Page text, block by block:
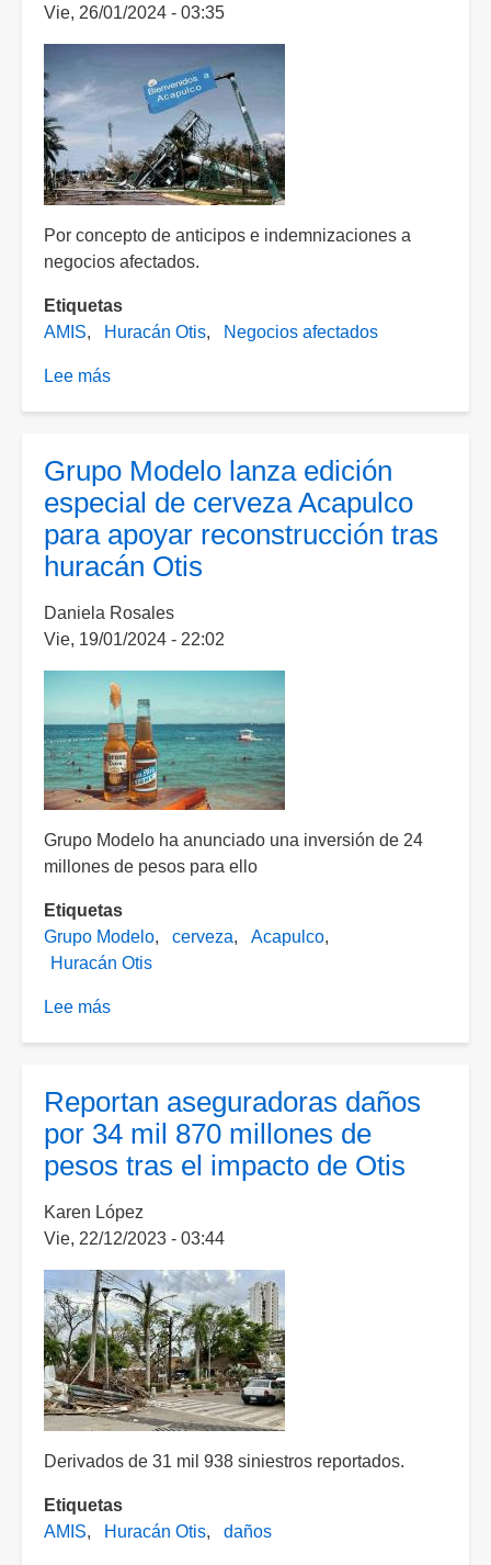
de
escuelas
Guerrero
Vie, 26/01/2024 - 03:35
Por concepto de anticipos e indemnizaciones a
negocios afectados.
Etiquetas
AMIS
Huracán Otis Negocios afectados
Lee más
de
7
mil
millones
pesos
tras
paso
de
‘Otis’
Grupo Modelo lanza edición
especial de cerveza Acapulco
para apoyar reconstrucción tras
huracán Otis
Daniela Rosales
Vie, 19/01/2024 - 22:02
Grupo Modelo ha anunciado una inversión de 24
millones de pesos para ello
Etiquetas
Grupo Modelo
cerveza
Acapulco
Huracán Otis
Lee más
edición
especial
de
Acapulco
para
apoyar
reconstrucción
tras
huracán
Otis
Reportan aseguradoras daños
por 34 mil 870 millones de
pesos tras el impacto de Otis
Karen López
Vie, 22/12/2023 - 03:44
Derivados de 31 mil 938 siniestros reportados.
Etiquetas
AMIS
Huracán Otis daños